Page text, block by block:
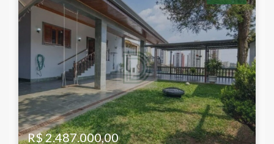
R$ 2.487.000,00